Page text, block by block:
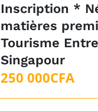
Inscription *
matières
Tourisme
Singapour
250 000CFA